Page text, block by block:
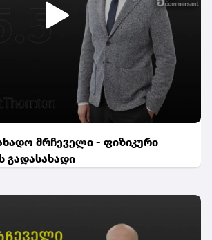
მრჩეველი - ფიზიკური
გადასახადი